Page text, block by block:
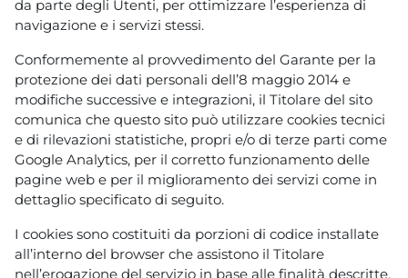
da parte degli Utenti, per ottimizzare l’esperienza di
navigazione e i servizi stessi.
Conformemente al provvedimento del Garante per la
protezione dei dati personali dell’8 maggio 2014 e
modifiche successive e integrazioni, il Titolare del sito
comunica che questo sito può utilizzare cookies tecnici
e di rilevazioni statistiche, propri e/o di terze parti come
Google Analytics, per il corretto funzionamento delle
pagine web e per il miglioramento dei servizi come in
dettaglio specificato di seguito.
I cookies sono costituiti da porzioni di codice installate
all’interno del browser che assistono il Titolare
nell’erogazione del servizio in base alle finalità descritte.